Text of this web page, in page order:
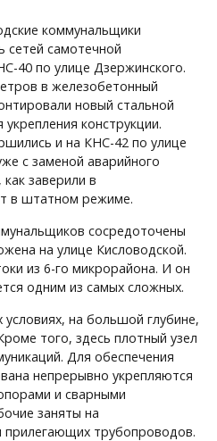
коммунальщики
сетей самотечной
40 по улице Дзержинского.
в железобетонный
новый стальной
конструкции.
и на КНС-42 по улице
с заменой аварийного
заверили в
в штатном режиме.
сосредоточены
на улице Кисловодской.
из 6-го микрорайона. И он
одним из самых сложных.
на большой глубине,
того, здесь плотный узел
Для обеспечения
непрерывно укрепляются
и сварными
заняты на
прилегающих трубопроводов.